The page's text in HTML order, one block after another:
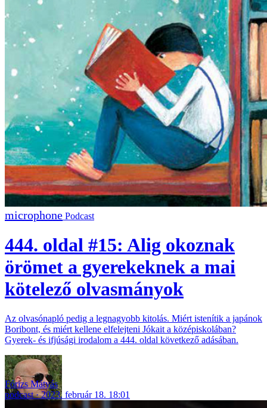
Podcast
444. oldal #15: Alig okoznak
örömet a gyerekeknek a mai
kötelező olvasmányok
Az olvasónapló pedig a legnagyobb kitolás. Miért istenítik a japánok
Boribont, és miért kellene elfelejteni Jókait a középiskolában?
Gyerek- és ifjúsági irodalom a 444. oldal következő adásában.
Fórizs Mátyás
podcast
2023. február 18. 18:01